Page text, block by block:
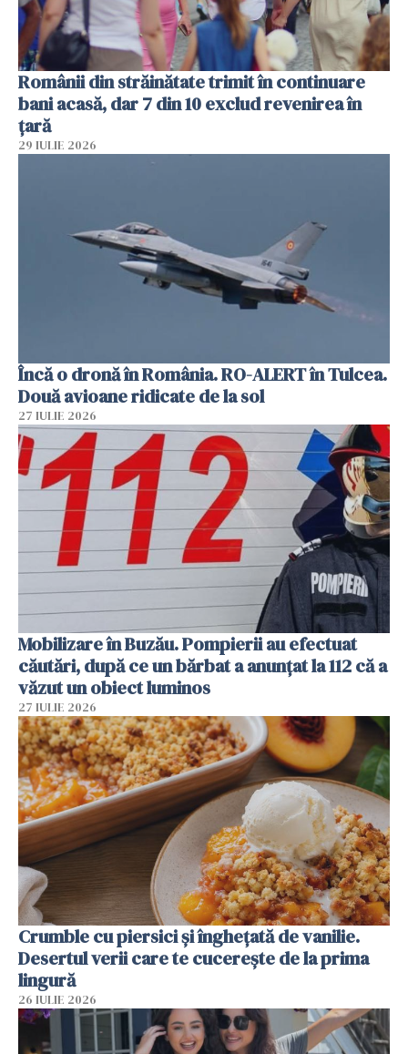
Românii din străinătate trimit în continuare
bani acasă, dar 7 din 10 exclud revenirea în
țară
29 IULIE 2026
Încă o dronă în România. RO-ALERT în Tulcea.
Două avioane ridicate de la sol
27 IULIE 2026
Mobilizare în Buzău. Pompierii au efectuat
căutări, după ce un bărbat a anunțat la 112 că a
văzut un obiect luminos
27 IULIE 2026
Crumble cu piersici și înghețată de vanilie.
Desertul verii care te cucerește de la prima
lingură
26 IULIE 2026